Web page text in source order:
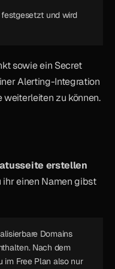
und wird
sowie ein Secret
Alerting-Integration
weiterleiten zu können.
erstellen
einen Namen gibst
Domains
Nach dem
im Free Plan also nur